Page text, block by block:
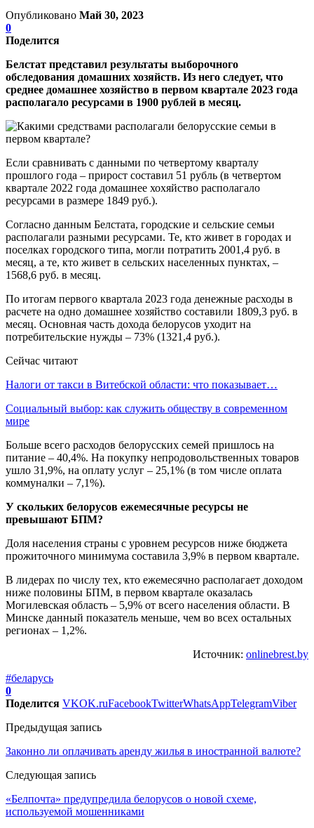
Опубликовано Май 30, 2023
0
Поделится
Белстат представил результаты выборочного
обследования домашних хозяйств. Из него следует, что
среднее домашнее хозяйство в первом квартале 2023 года
располагало ресурсами в 1900 рублей в месяц.
Если сравнивать с данными по четвертому кварталу
прошлого года – прирост составил 51 рубль (в четвертом
квартале 2022 года домашнее хохяйство располагало
ресурсами в размере 1849 руб.).
Согласно данным Белстата, городские и сельские семьи
располагали разными ресурсами. Те, кто живет в городах и
поселках городского типа, могли потратить 2001,4 руб. в
месяц, а те, кто живет в сельских населенных пунктах, –
1568,6 руб. в месяц.
По итогам первого квартала 2023 года денежные расходы в
расчете на одно домашнее хозяйство составили 1809,3 руб. в
месяц. Основная часть дохода белорусов уходит на
потребительские нужды – 73% (1321,4 руб.).
Сейчас читают
Налоги от такси в Витебской области: что показывает…
Социальный выбор: как служить обществу в современном
мире
Больше всего расходов белорусских семей пришлось на
питание – 40,4%. На покупку непродовольственных товаров
ушло 31,9%, на оплату услуг – 25,1% (в том числе оплата
коммуналки – 7,1%).
У скольких белорусов ежемесячные ресурсы не
превышают БПМ?
Доля населения страны с уровнем ресурсов ниже бюджета
прожиточного минимума составила 3,9% в первом квартале.
В лидерах по числу тех, кто ежемесячно располагает доходом
ниже половины БПМ, в первом квартале оказалась
Могилевская область – 5,9% от всего населения области. В
Минске данный показатель меньше, чем во всех остальных
регионах – 1,2%.
Источник: onlinebrest.by
#беларусь
0
Поделится VKOK.ruFacebookTwitterWhatsAppTelegramViber
Предыдущая запись
Законно ли оплачивать аренду жилья в иностранной валюте?
Следующая запись
«Белпочта» предупредила белорусов о новой схеме,
используемой мошенниками